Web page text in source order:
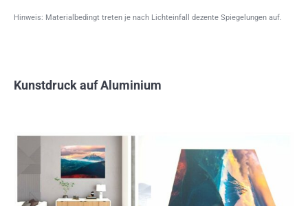
Hinweis: Materialbedingt treten je nach Lichteinfall dezente Spiegelungen auf.
Kunstdruck auf Aluminium